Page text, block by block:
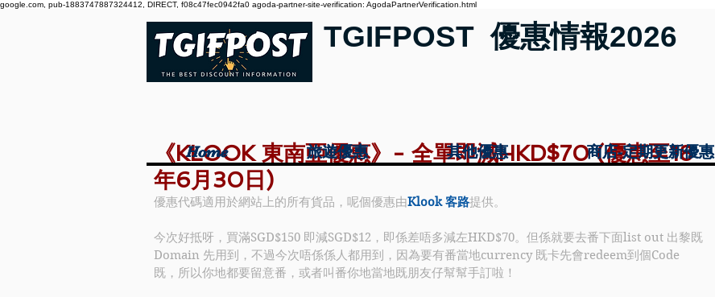
google.com, pub-1883747887324412, DIRECT, f08c47fec0942fa0 agoda-partner-site-verification: AgodaPartnerVerification.html
TGIFPOST 優惠情報2026
Home 旅遊優惠 其他優惠 商店-定期更新優惠
Home 旅遊優惠 其他優惠 商店-定期更新優惠
《KLOOK 東南亞優惠》- 全單即減HKD$70 (優惠至18
年6月30日)
優惠代碼適用於網站上的所有貨品，呢個優惠由Klook 客路提供。
今次好抵呀，買滿SGD$150 即減SGD$12，即係差唔多減左HKD$70。但係就要去番下面list out 出黎既
Domain 先用到，不過今次唔係係人都用到，因為要有番當地currency 既卡先會redeem到個Code
既，所以你地都要留意番，或者叫番你地當地既朋友仔幫幫手訂啦！